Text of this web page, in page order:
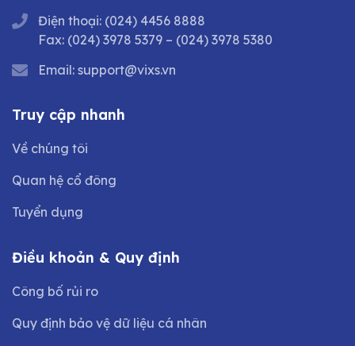
Điện thoại: (024) 4456 8888
Fax: (024) 3978 5379 – (024) 3978 5380
Email: support@vixs.vn
Truy cập nhanh
Về chúng tôi
Quan hệ cổ đông
Tuyển dụng
Điều khoản & Quy định
Công bố rủi ro
Quy định bảo vệ dữ liệu cá nhân